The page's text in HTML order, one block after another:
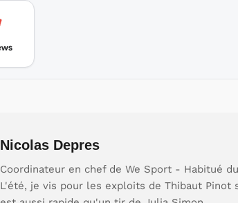
Nicolas Depres
Coordinateur en chef de We Sport - Habitué
L'été, je vis pour les exploits de Thibaut